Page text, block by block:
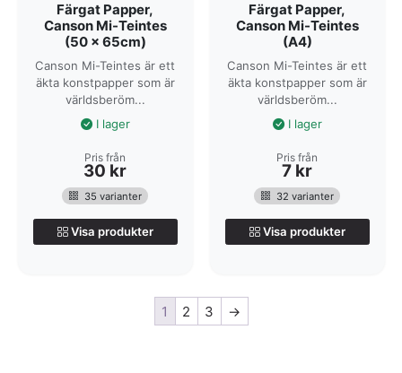
Färgat Papper,
Canson Mi-Teintes
(50 x 65cm)
Canson Mi-Teintes är ett
äkta konstpapper som är
världsberöm...
I lager
Pris från
30 kr
35 varianter
Visa produkter
Färgat Papper,
Canson Mi-Teintes
(A4)
Canson Mi-Teintes är ett
äkta konstpapper som är
världsberöm...
I lager
Pris från
7 kr
32 varianter
Visa produkter
1 2 3 →